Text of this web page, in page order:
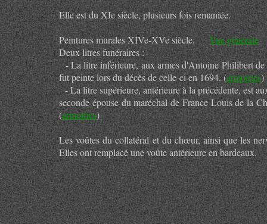
Elle est du XIe siècle, plusieurs fois remaniée.
Peintures murales XIVe-XVe siècle.Vue générale
Deux litres funéraires :
- La litre inférieure, aux armes d'Antoine Philibert
fut peinte lors du décès de celle-ci en 1694. (armoiries)
- La litre supérieure, antérieure à la précédente, est
seconde épouse du maréchal de France Louis de la
(armoiries)
Les voûtes du collatéral et du chœur, ainsi que les
Elles ont remplacé une voûte antérieure en bardeaux.